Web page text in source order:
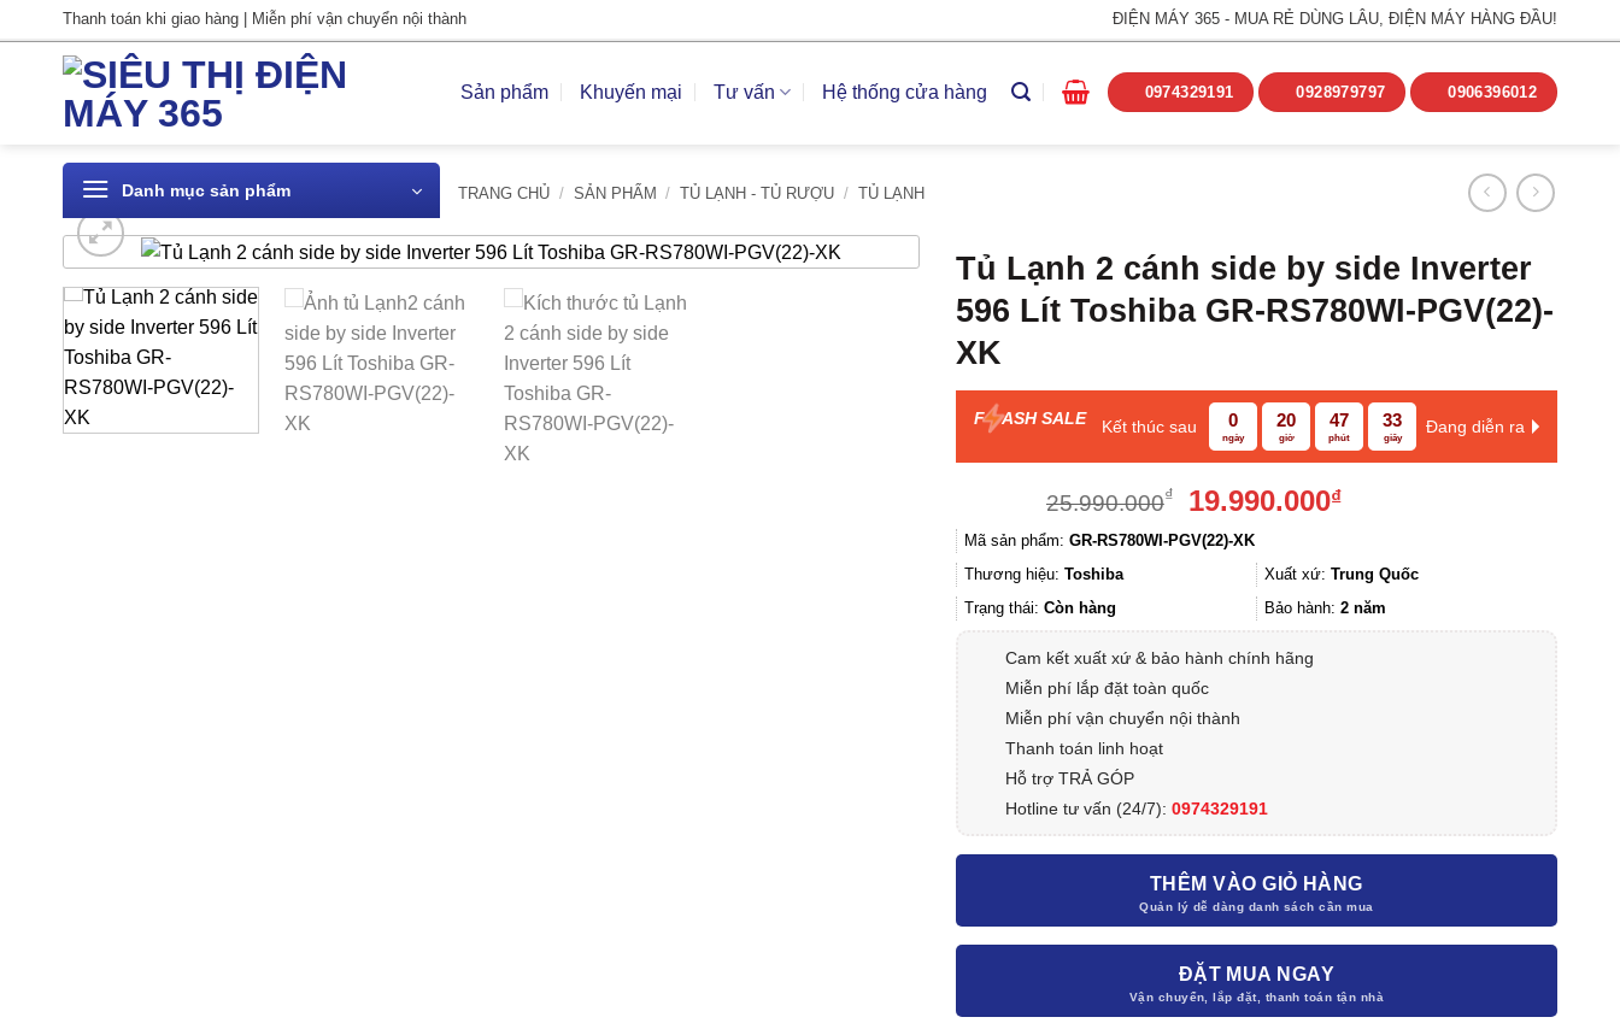
qua
Thanh toán khi giao hàng | Miễn phí vận chuyển nội thành ĐIỆN MÁY 365 - MUA RẺ DÙNG LÂU, ĐIỆN MÁY HÀNG ĐẦU!
Sản phẩm Khuyến mại Tư vấn Hệ thống cửa hàng 0974329191 0928979797 0906396012
Danh mục sản phẩm TRANG CHỦ / SẢN PHẨM / TỦ LẠNH - TỦ RƯỢU / TỦ LẠNH
Tủ Lạnh 2 cánh side by side Inverter
596 Lít Toshiba GR-RS780WI-PGV(22)-
XK
F ASH SALE Kết thúc sau 0
ngày
20
giờ
47
phút
32
giây
Đang diễn ra
25.990.000₫
Giá
là:
25.990.000₫.
19.990.000₫Giá
là:
19.990.000₫.
Mã sản phẩm: GR-RS780WI-PGV(22)-XK
Thương hiệu: Toshiba Xuất xứ:Trung Quốc
Trạng thái: Còn hàng Bảo hành:2 năm
Cam kết xuất xứ & bảo hành chính hãng
Miễn phí lắp đặt toàn quốc
Miễn phí vận chuyển nội thành
Thanh toán linh hoạt
Hỗ trợ TRẢ GÓP
Hotline tư vấn (24/7): 0974329191
THÊM VÀO GIỎ HÀNG
ĐẶT MUA NGAY